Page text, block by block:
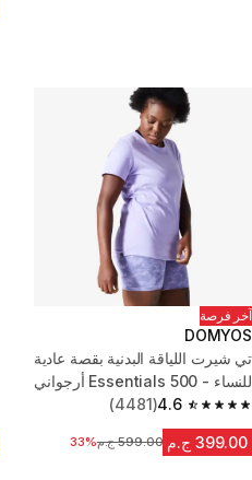
آخر فرصة
DOMYOS
تي شيرت اللياقة البدنية بقصة عادية
للنساء - Essentials 500 أرجواني
4.6
4.6 out of 5 stars from 4481 reviews
(4481)
399.00 ج.م السعر قبل التخفيض
599.00 ج.م 33%